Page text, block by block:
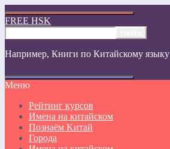
FREE HSK
Например, Книги по Китайскому языку
Меню
Рейтинг курсов
Имена на китайском
Познаём Kитай
Города